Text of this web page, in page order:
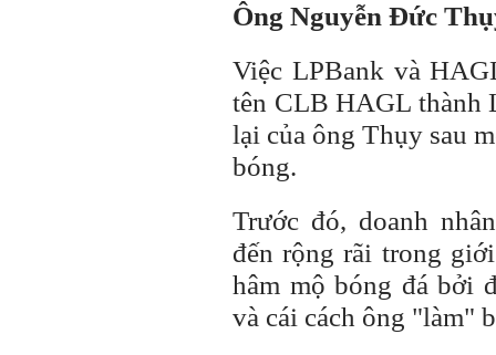
Ông Nguyễn Đức
Việc LPBank và
tên CLB HAGL thành
lại của ông Thụy sau
bóng.
Trước đó, doanh
đến rộng rãi trong
hâm mộ bóng đá bởi
và cái cách ông "làm"